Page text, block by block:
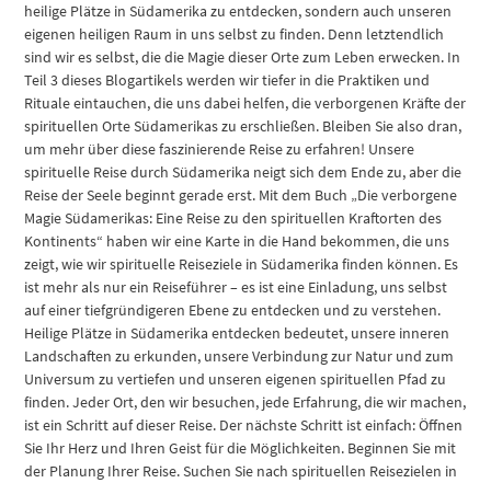
heilige Plätze in Südamerika zu entdecken, sondern auch unseren
eigenen heiligen Raum in uns selbst zu finden. Denn letztendlich
sind wir es selbst, die die Magie dieser Orte zum Leben erwecken. In
Teil 3 dieses Blogartikels werden wir tiefer in die Praktiken und
Rituale eintauchen, die uns dabei helfen, die verborgenen Kräfte der
spirituellen Orte Südamerikas zu erschließen. Bleiben Sie also dran,
um mehr über diese faszinierende Reise zu erfahren! Unsere
spirituelle Reise durch Südamerika neigt sich dem Ende zu, aber die
Reise der Seele beginnt gerade erst. Mit dem Buch „Die verborgene
Magie Südamerikas: Eine Reise zu den spirituellen Kraftorten des
Kontinents“ haben wir eine Karte in die Hand bekommen, die uns
zeigt, wie wir spirituelle Reiseziele in Südamerika finden können. Es
ist mehr als nur ein Reiseführer – es ist eine Einladung, uns selbst
auf einer tiefgründigeren Ebene zu entdecken und zu verstehen.
Heilige Plätze in Südamerika entdecken bedeutet, unsere inneren
Landschaften zu erkunden, unsere Verbindung zur Natur und zum
Universum zu vertiefen und unseren eigenen spirituellen Pfad zu
finden. Jeder Ort, den wir besuchen, jede Erfahrung, die wir machen,
ist ein Schritt auf dieser Reise. Der nächste Schritt ist einfach: Öffnen
Sie Ihr Herz und Ihren Geist für die Möglichkeiten. Beginnen Sie mit
der Planung Ihrer Reise. Suchen Sie nach spirituellen Reisezielen in